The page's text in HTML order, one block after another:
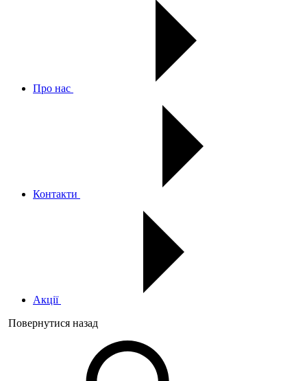
Про нас
Контакти
Акції
Повернутися назад